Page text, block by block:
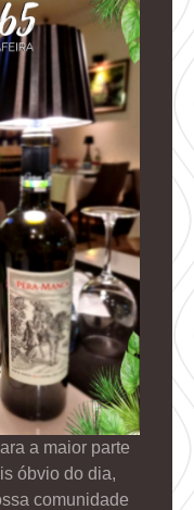
a maior parte
óbvio do dia,
comunidade